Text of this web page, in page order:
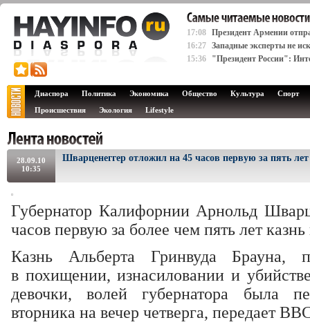
17:08 Президент Армении
16:27 Западные эксперты не
15:36
"Президент России":
Диаспора Политика Экономика Общество Культура
Спорт
Происшествия
Экология Lifestyle
28.09.10
10:35
Шварценеггер отложил на 45 часов первую за пять
Губернатор Калифорнии Арнольд
часов первую за более чем пять лет казнь
Казнь Альберта Гринвуда Брауна,
в похищении, изнасиловании и
девочки, волей губернатора была
вторника на вечер четверга, передает